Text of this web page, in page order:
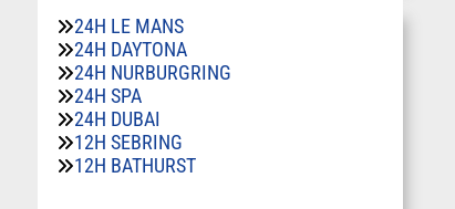
24H LE MANS
24H DAYTONA
24H NURBURGRING
24H SPA
24H DUBAI
12H SEBRING
12H BATHURST